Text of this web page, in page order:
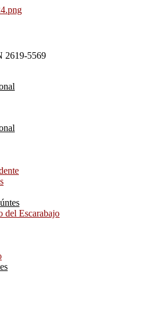
2619-5569
del Escarabajo